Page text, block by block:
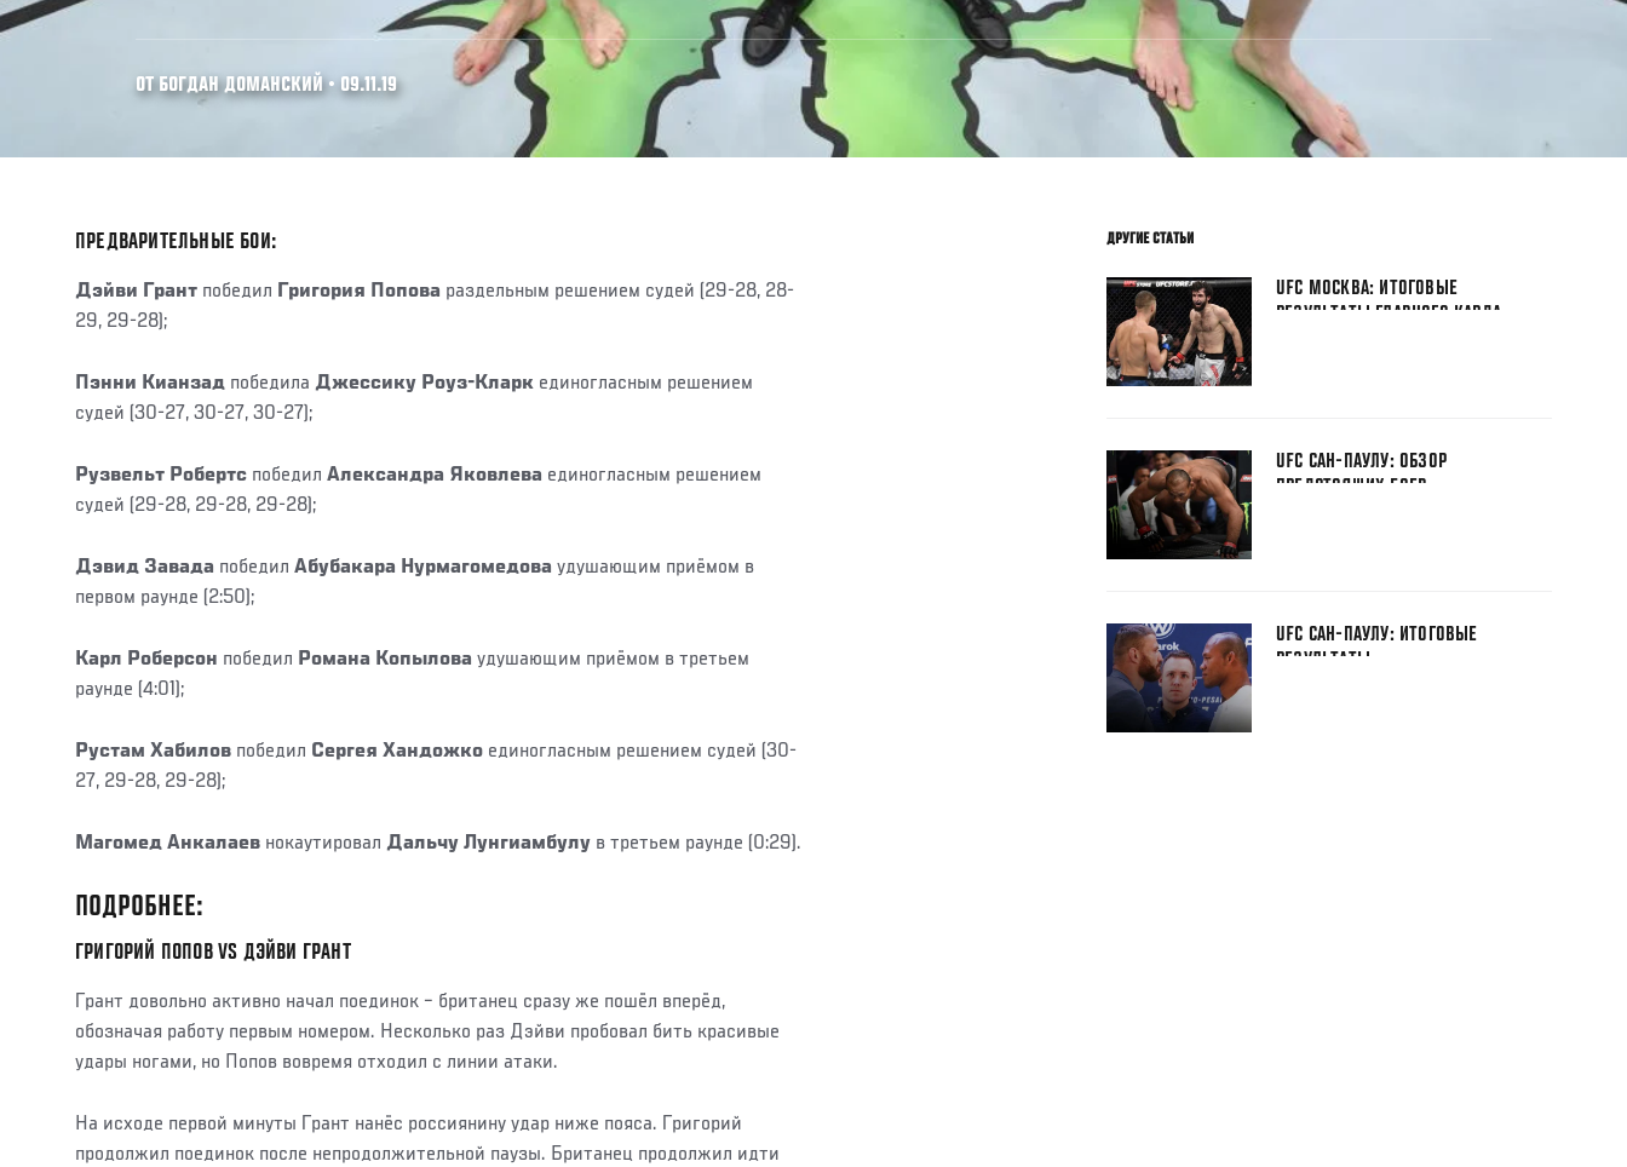
ОТ БОГДАН ДОМАНСКИЙ • 09.11.19
ПРЕДВАРИТЕЛЬНЫЕ БОИ:
Дэйви Грант победил Григория Попова раздельным решением судей (29-28, 28-
29, 29-28);
Пэнни Кианзад победила Джессику Роуз-Кларк единогласным решением
судей (30-27, 30-27, 30-27);
Рузвельт Робертс победил Александра Яковлева единогласным решением
судей (29-28, 29-28, 29-28);
Дэвид Завада победил Абубакара Нурмагомедова удушающим приёмом в
первом раунде (2:50);
Карл Роберсон победил Романа Копылова удушающим приёмом в третьем
раунде (4:01);
Рустам Хабилов победил Сергея Хандожко единогласным решением судей (30-
27, 29-28, 29-28);
Магомед Анкалаев нокаутировал Дальчу Лунгиамбулу в третьем раунде (0:29).
ПОДРОБНЕЕ:
ГРИГОРИЙ ПОПОВ VS ДЭЙВИ ГРАНТ
Грант довольно активно начал поединок – британец сразу же пошёл вперёд,
обозначая работу первым номером. Несколько раз Дэйви пробовал бить красивые
удары ногами, но Попов вовремя отходил с линии атаки.
На исходе первой минуты Грант нанёс россиянину удар ниже пояса. Григорий
продолжил поединок после непродолжительной паузы. Британец продолжил идти
ДРУГИЕ СТАТЬИ
UFC МОСКВА: ИТОГОВЫЕ
РЕЗУЛЬТАТЫ ГЛАВНОГО КАРДА
UFC САН-ПАУЛУ: ОБЗОР
ПРЕДСТОЯЩИХ БОЕВ
UFC САН-ПАУЛУ: ИТОГОВЫЕ
РЕЗУЛЬТАТЫ